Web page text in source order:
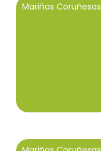
Mariñas Coruñesas